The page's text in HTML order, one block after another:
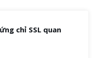
chỉ SSL quan